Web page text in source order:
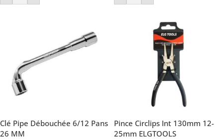
Clé Pipe Débouchée 6/12 Pans
26 MM
Pince Circlips Int 130mm 12-
25mm ELGTOOLS